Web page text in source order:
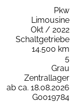
Pkw
Limousine
Okt / 2022
Schaltgetriebe
14.500 km
5
Grau
Zentrallager
ab ca. 18.08.2026
G0019784